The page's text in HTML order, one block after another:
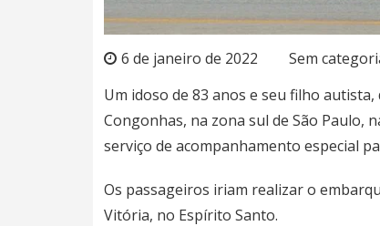
6 de janeiro de 2022
Sem
Um idoso de 83 anos e seu filho
Congonhas, na zona sul de São Paulo,
serviço de acompanhamento especial
Os passageiros iriam realizar o
Vitória, no Espírito Santo.